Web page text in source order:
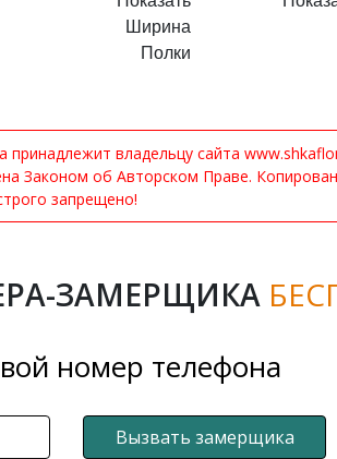
Ширина
Полки
владельцу сайта
Законом об Авторском Праве.
запрещено!
ЗАМЕРЩИКА
номер телефона
Вызвать замерщика